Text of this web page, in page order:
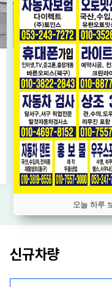
오늘 하루
[현대] LF쏘나타 뉴
* 단순교환 * 가성비 좋
2018년08월
8.1만km
오토
신규차량